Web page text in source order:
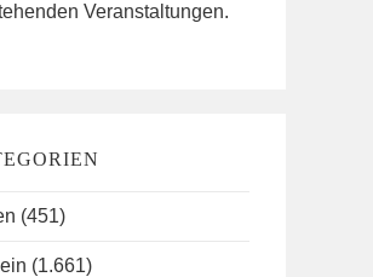
Veranstaltungen.
(451)
(1.661)